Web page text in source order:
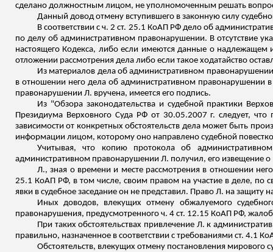
сделано должностным лицом, не уполномоченным решать
Данный довод отмену вступившего в законную силу
В соответствии с ч. 2 ст. 25.1 КоАП РФ дело об
по делу об административном правонарушении. В отсутствие
настоящего Кодекса, либо если имеются данные о надлежащем
отложении рассмотрения дела либо если такое ходатайство
Из материалов дела об административном
в отношении него дела об административном правонарушении
правонарушении Л. вручена, имеется его подпись.
Из "Обзора законодательства и судебной практики
Президиума Верховного Суда РФ от 30.05.2007 г. следует,
зависимости от конкретных обстоятельств дела может быть
информации лицом, которому оно направлено судебной
Учитывая, что копию протокола об
административном правонарушении Л. получил, его извещение
Л., зная о времени и месте рассмотрения в отношении
25.1 КоАП РФ, в том числе, своим правом на участие в деле, по
явки в судебное заседание он не представил. Право Л. на защиту
Иных доводов, влекущих отмену обжалуемого
правонарушения, предусмотренного ч. 4 ст. 12.15 КоАП РФ,
При таких обстоятельствах привлечение Л. к
правильно, назначенное в соответствии с требованиями ст. 4.1
Обстоятельств, влекущих отмену постановления мирового